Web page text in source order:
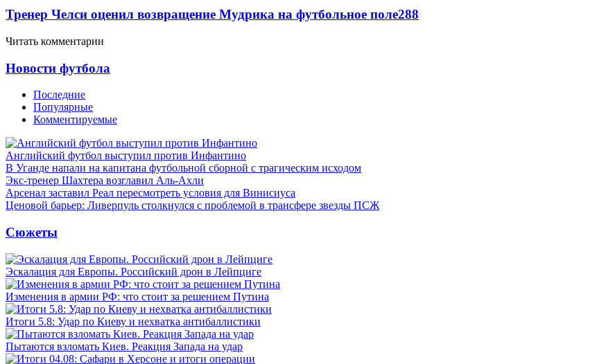
Тренер Челси оценил возвращение Мудрика на футбольное поле288
Читать комментарии
Новости футбола
Последние
Популярные
Комментируемые
Английский футбол выступил против Инфантино
В Уганде напали на капитана футбольной сборной с трагическим исходом
Экс-тренер Шахтера возглавил Аль-Ахли
Арсенал заставил Реал пересмотреть условия для Винисиуса
Ценовой барьер: Ливерпуль столкнулся с проблемой в трансфере звезды ПСЖ
Сюжеты
Эскалация для Европы. Российский дрон в Лейпциге
Изменения в армии РФ: что стоит за решением Путина
Итоги 5.8: Удар по Киеву и нехватка антибаллистики
Пытаются взломать Киев. Реакция Запада на удар